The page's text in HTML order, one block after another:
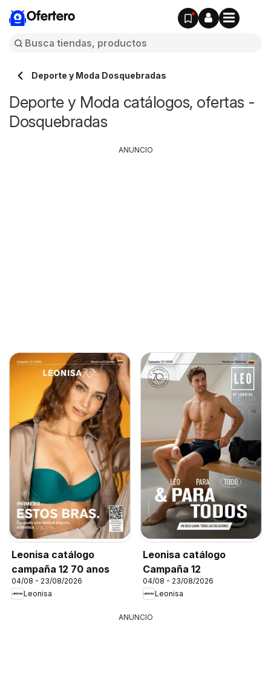
Ofertero
Deporte y Moda Dosquebradas
Deporte y Moda catálogos, ofertas -
Dosquebradas
Leonisa catálogo
campaña 12 70 anos
04/08 - 23/08/2026
Leonisa
Leonisa catálogo
Campaña 12
04/08 - 23/08/2026
Leonisa
ANUNCIO
ANUNCIO